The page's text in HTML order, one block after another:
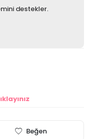
destekler.
Beğen